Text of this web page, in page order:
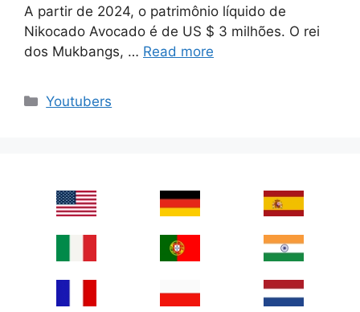
A partir de 2024, o patrimônio líquido de
Nikocado Avocado é de US $ 3 milhões. O rei
dos Mukbangs, … Read more
Categories
Youtubers